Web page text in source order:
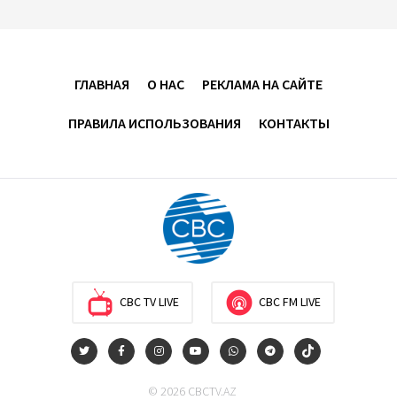
В минобороны Азербайджана прошло собрание
военных атташе в зарубежных странах (ФОТО)
8 августа 2026
МИД Франции выступил с заявлением по случаю
годовщины Вашингтонского саммита
синхронизировали курс на мир
ГЛАВНАЯ О НАС РЕКЛАМА НА САЙТЕ
ПРАВИЛА ИСПОЛЬЗОВАНИЯ КОНТАКТЫ
CBC TV LIVE CBC FM LIVE
© 2026 CBCTV.AZ